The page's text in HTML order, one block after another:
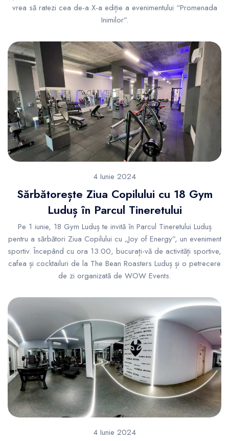
vrea să ratezi cea de-a X-a ediție a evenimentului “Promenada
Inimilor”.
4 Iunie 2024
Sărbătorește Ziua Copilului cu 18 Gym
Luduș în Parcul Tineretului
Pe 1 iunie, 18 Gym Luduș te invită în Parcul Tineretului Luduș
pentru a sărbători Ziua Copilului cu „Joy of Energy”, un eveniment
sportiv. Începând cu ora 13:00, bucurați-vă de activități sportive,
cafea și cocktailuri de la The Bean Roasters Luduș și o petrecere
de zi organizată de WOW Events.
4 Iunie 2024